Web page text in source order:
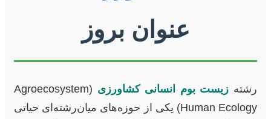
عنوان بروز
رشته زیست بوم انسانی کشاورزی
(Agroecosystem
Human Ecology) یکی از حوزه‌های میان‌رشته‌ای حیاتی